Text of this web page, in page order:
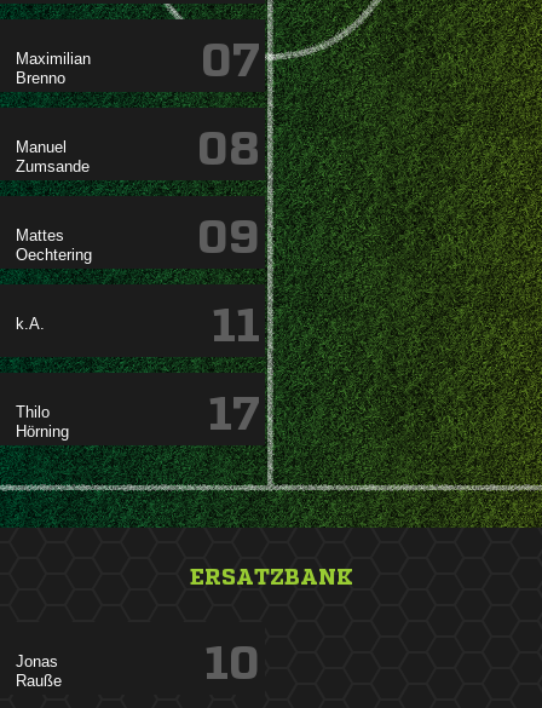


07


08


09
k.A. 11


17
ERSATZBANK


10